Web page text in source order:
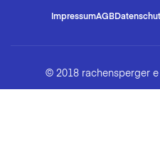
ImpressumAGB
© 2018 rachensperger